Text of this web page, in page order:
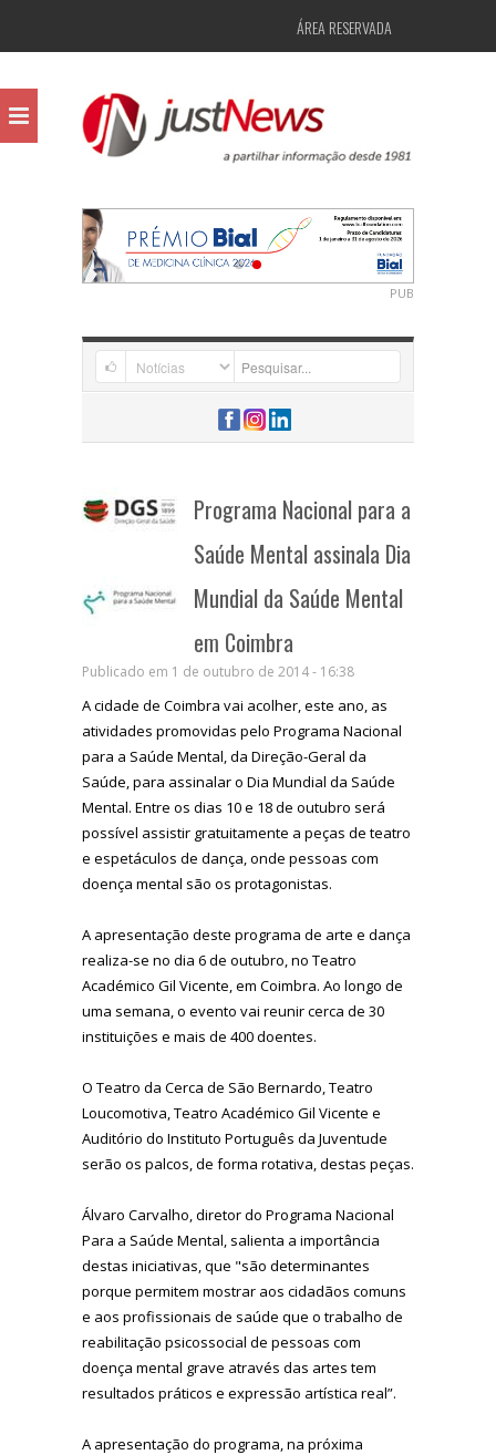
ÁREA RESERVADA
PUB
Programa Nacional para a
Saúde Mental assinala Dia
Mundial da Saúde Mental
em Coimbra
Publicado em 1 de outubro de 2014 - 16:38
A cidade de Coimbra vai acolher, este ano, as
atividades promovidas pelo Programa Nacional
para a Saúde Mental, da Direção-Geral da
Saúde, para assinalar o Dia Mundial da Saúde
Mental. Entre os dias 10 e 18 de outubro será
possível assistir gratuitamente a peças de teatro
e espetáculos de dança, onde pessoas com
doença mental são os protagonistas.
A apresentação deste programa de arte e dança
realiza-se no dia 6 de outubro, no Teatro
Académico Gil Vicente, em Coimbra. Ao longo de
uma semana, o evento vai reunir cerca de 30
instituições e mais de 400 doentes.
O Teatro da Cerca de São Bernardo, Teatro
Loucomotiva, Teatro Académico Gil Vicente e
Auditório do Instituto Português da Juventude
serão os palcos, de forma rotativa, destas peças.
Álvaro Carvalho, diretor do Programa Nacional
Para a Saúde Mental, salienta a importância
destas iniciativas, que "são determinantes
porque permitem mostrar aos cidadãos comuns
e aos profissionais de saúde que o trabalho de
reabilitação psicossocial de pessoas com
doença mental grave através das artes tem
resultados práticos e expressão artística real”.
A apresentação do programa, na próxima